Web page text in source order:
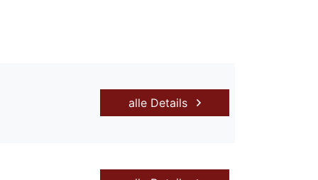
alle Details